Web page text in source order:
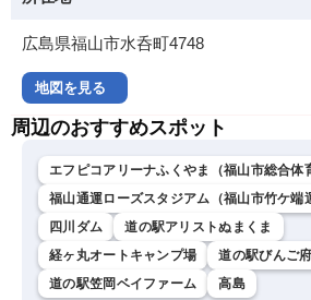
広島県福山市水呑町4748
地図を見る
周辺のおすすめスポット
エフピコアリーナふくやま（福山市総合体
福山通運ローズスタジアム（福山市竹ケ端
四川ダム
道の駅アリストぬまくま
経ヶ丸オートキャンプ場
道の駅びんご
道の駅笠岡ベイファーム
高島